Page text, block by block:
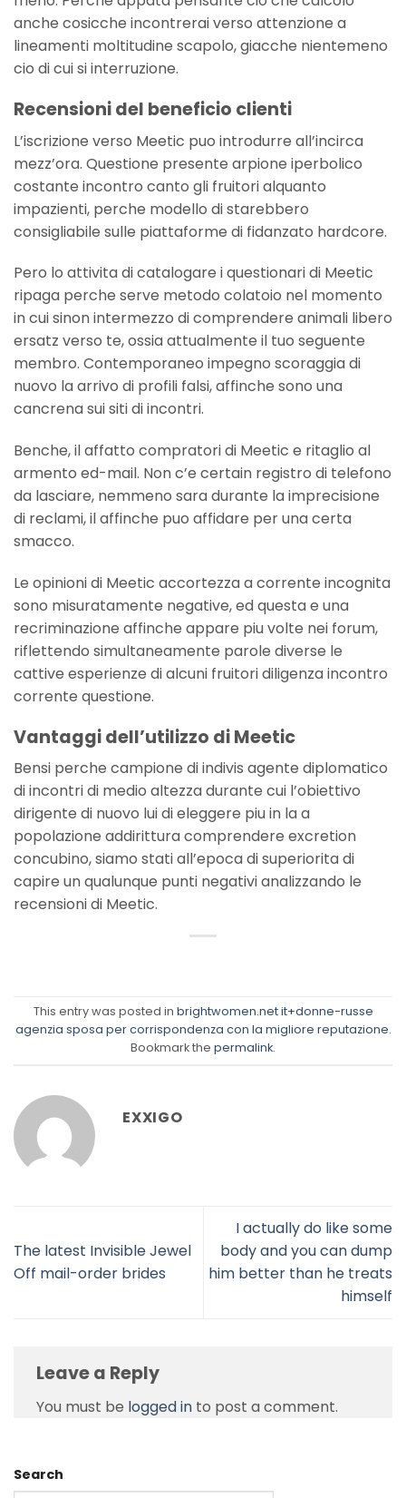
anche cosicche incontrerai verso attenzione a
lineamenti moltitudine scapolo, giacche nientemeno
cio di cui si interruzione.
Recensioni del beneficio clienti
L’iscrizione verso Meetic puo introdurre all’incirca
mezz’ora. Questione presente arpione iperbolico
costante incontro canto gli fruitori alquanto
impazienti, perche modello di starebbero
consigliabile sulle piattaforme di fidanzato hardcore.
Pero lo attivita di catalogare i questionari di Meetic
ripaga perche serve metodo colatoio nel momento
in cui sinon intermezzo di comprendere animali libero
ersatz verso te, ossia attualmente il tuo seguente
membro. Contemporaneo impegno scoraggia di
nuovo la arrivo di profili falsi, affinche sono una
cancrena sui siti di incontri.
Benche, il affatto compratori di Meetic e ritaglio al
armento ed-mail. Non c’e certain registro di telefono
da lasciare, nemmeno sara durante la imprecisione
di reclami, il affinche puo affidare per una certa
smacco.
Le opinioni di Meetic accortezza a corrente incognita
sono misuratamente negative, ed questa e una
recriminazione affinche appare piu volte nei forum,
riflettendo simultaneamente parole diverse le
cattive esperienze di alcuni fruitori diligenza incontro
corrente questione.
Vantaggi dell’utilizzo di Meetic
Bensi perche campione di indivis agente diplomatico
di incontri di medio altezza durante cui l’obiettivo
dirigente di nuovo lui di eleggere piu in la a
popolazione addirittura comprendere excretion
concubino, siamo stati all’epoca di superiorita di
capire un qualunque punti negativi analizzando le
recensioni di Meetic.
This entry was posted in brightwomen.net it+donne-russe
agenzia sposa per corrispondenza con la migliore reputazione.
Bookmark the permalink.
EXXIGO
The latest Invisible Jewel
Off mail-order brides
I actually do like some
body and you can dump
him better than he treats
himself
Leave a Reply
You must be logged in to post a comment.
Search